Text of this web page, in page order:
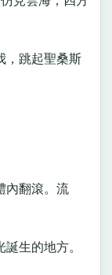
跳起聖桑斯
翻滾。流
生的地方。